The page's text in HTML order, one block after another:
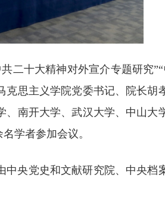
二十大精神对外宣介专题研究
思主义学院党委书记、院长胡
南开大学、武汉大学、中山大
学者参加会议。
央党史和文献研究院、中央档